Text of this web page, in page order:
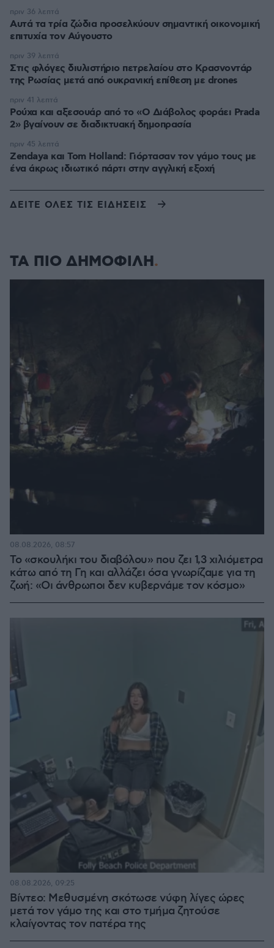
Αυτά τα τρία ζώδια προσελκύουν σημαντική οικονομική
επιτυχία τον Αύγουστο
πριν 36 λεπτά
Στις φλόγες διυλιστήριο πετρελαίου στο Κρασνοντάρ
της Ρωσίας μετά από ουκρανική επίθεση με drones
πριν 39 λεπτά
Ρούχα και αξεσουάρ από το «Ο Διάβολος φοράει Prada
2» βγαίνουν σε διαδικτυακή δημοπρασία
πριν 41 λεπτά
Zendaya και Tom Holland: Γιόρτασαν τον γάμο τους με
ένα άκρως ιδιωτικό πάρτι στην αγγλική εξοχή
πριν 45 λεπτά
ΔΕΙΤΕ ΟΛΕΣ ΤΙΣ ΕΙΔΗΣΕΙΣ
ΤΑ ΠΙΟ ΔΗΜΟΦΙΛΗ
Το «σκουλήκι του διαβόλου» που ζει 1,3 χιλιόμετρα
κάτω από τη Γη και αλλάζει όσα γνωρίζαμε για τη
ζωή: «Οι άνθρωποι δεν κυβερνάμε τον κόσμο»
08.08.2026, 08:57
Βίντεο: Μεθυσμένη σκότωσε νύφη λίγες ώρες
μετά τον γάμο της και στο τμήμα ζητούσε
κλαίγοντας τον πατέρα της
08.08.2026, 09:25